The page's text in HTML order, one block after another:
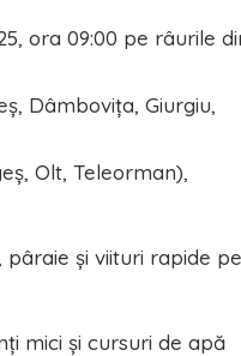
ora 09:00 pe râurile
Dâmboviţa, Giurgiu,
Olt, Teleorman),
și viituri rapide pe
mici și cursuri de apă